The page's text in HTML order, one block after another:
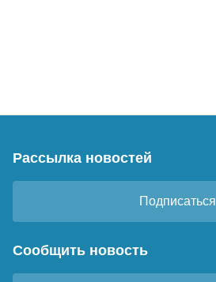
Рассылка новостей
Подписаться
Сообщить новость